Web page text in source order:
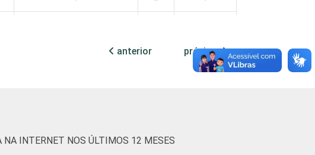
1
anterior próxima
NA INTERNET NOS ÚLTIMOS 12 MESES